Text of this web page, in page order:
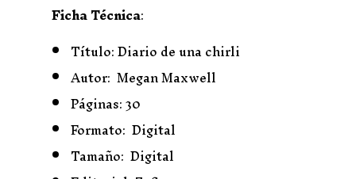
Ficha Técnica:
Título: Diario de una chirli
Autor: Megan Maxwell
Páginas: 30
Formato: Digital
Tamaño: Digital